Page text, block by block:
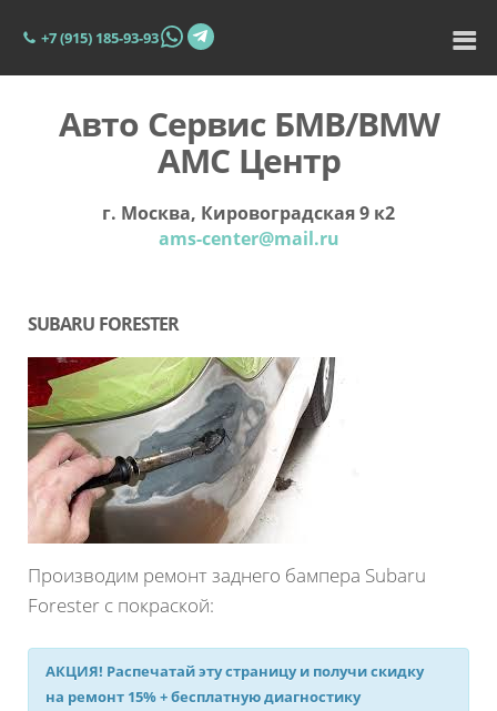
+7 (915) 185-93-93
Авто Сервис БМВ/BMW
АМС Центр
г. Москва, Кировоградская 9 к2
ams-center@mail.ru
SUBARU FORESTER
Производим ремонт заднего бампера Subaru
Forester с покраской:
АКЦИЯ! Распечатай эту страницу и получискидку
на ремонт 15%+ бесплатную диагностику